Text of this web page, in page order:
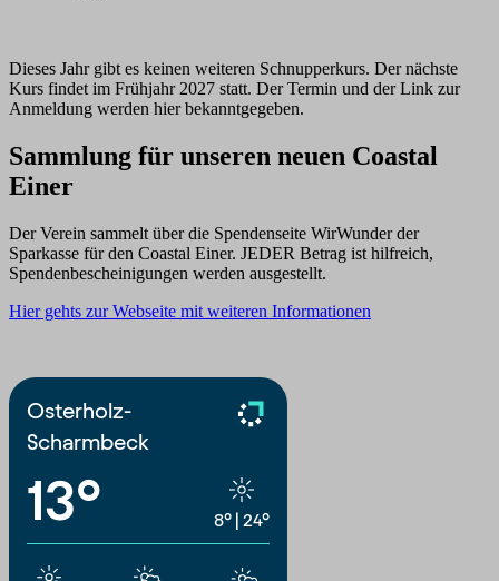
Dieses Jahr gibt es keinen weiteren Schnupperkurs. Der nächste
Kurs findet im Frühjahr 2027 statt. Der Termin und der Link zur
Anmeldung werden hier bekanntgegeben.
Sammlung für unseren neuen Coastal
Einer
Der Verein sammelt über die Spendenseite WirWunder der
Sparkasse für den Coastal Einer. JEDER Betrag ist hilfreich,
Spendenbescheinigungen werden ausgestellt.
Hier gehts zur Webseite mit weiteren Informationen
Osterholz-
Scharmbeck
13° 8° 24°